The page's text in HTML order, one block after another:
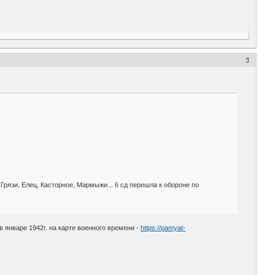
3
Елец, Касторное, Мармыжи... 6 сд перешла к обороне по
1942г. на карте военного времени -https://pamyat-